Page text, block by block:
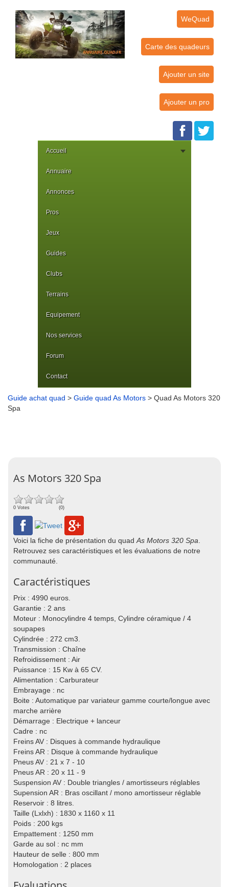
WeQuad
Carte des quadeurs
Ajouter un site
Ajouter un pro
Accueil
Annuaire
Annonces
Pros
Jeux
Guides
Clubs
Terrains
Equipement
Nos services
Forum
Contact
Guide achat quad > Guide quad As Motors > Quad As Motors 320
Spa
As Motors 320 Spa
0 Votes (0)
Voici la fiche de présentation du quad As Motors 320 Spa
Retrouvez ses caractéristiques et les évaluations de notre
communauté.
Caractéristiques
Prix : 4990 euros.
Garantie : 2 ans
Moteur : Monocylindre 4 temps, Cylindre céramique / 4
soupapes
Cylindrée : 272 cm3.
Transmission : Chaîne
Refroidissement : Air
Puissance : 15 Kw à 65 CV.
Alimentation : Carburateur
Embrayage : nc
Boite : Automatique par variateur gamme courte/longue avec
marche arrière
Démarrage : Electrique + lanceur
Cadre : nc
Freins AV : Disques à commande hydraulique
Freins AR : Disque à commande hydraulique
Pneus AV : 21 x 7 - 10
Pneus AR : 20 x 11 - 9
Suspension AV : Double triangles / amortisseurs réglables
Supension AR : Bras oscillant / mono amortisseur réglable
Reservoir : 8 litres.
Taille (Lxlxh) : 1830 x 1160 x 11
Poids : 200 kgs
Empattement : 1250 mm
Garde au sol : nc mm
Hauteur de selle : 800 mm
Homologation : 2 places